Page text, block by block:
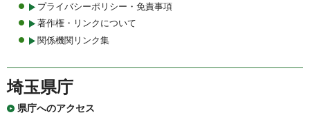
プライバシーポリシー・免責事項
著作権・リンクについて
関係機関リンク集
埼玉県庁
県庁へのアクセス